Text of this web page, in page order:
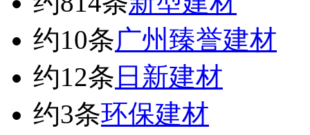
约10条广州臻誉建材
约12条 日新建材
约3条环保建材